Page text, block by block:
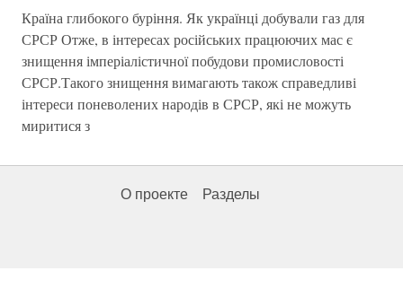
Країна глибокого буріння. Як українці добували газ для
СРСР Отже, в інтересах російських працюючих мас є
знищення імперіалістичної побудови промисловості
СРСР.Такого знищення вимагають також справедливі
інтереси поневолених народів в СРСР, які не можуть
миритися з
О проекте Разделы